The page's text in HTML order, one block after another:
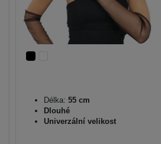
Délka: 55 cm
Dlouhé
Univerzální velikost